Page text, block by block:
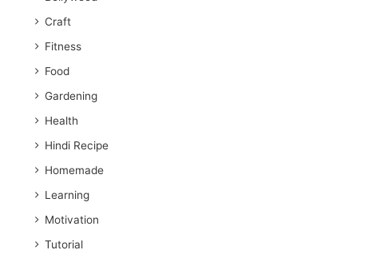
Craft
Fitness
Food
Gardening
Health
Hindi Recipe
Homemade
Learning
Motivation
Tutorial